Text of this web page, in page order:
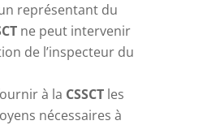
représentant du
ne peut intervenir
de l’inspecteur du
à la CSSCTles
nécessaires à